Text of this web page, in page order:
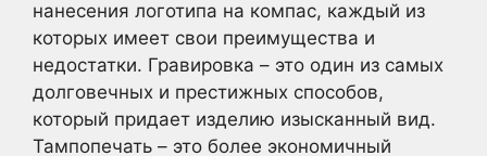
нанесения логотипа на компас, каждый из
которых имеет свои преимущества и
недостатки. Гравировка – это один из самых
долговечных и престижных способов,
который придает изделию изысканный вид.
Тампопечать – это более экономичный